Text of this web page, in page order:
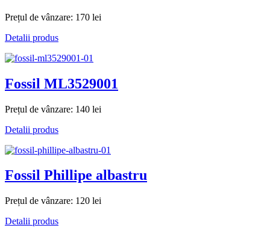
Prețul de vânzare: 170 lei
Detalii produs
Fossil ML3529001
Prețul de vânzare: 140 lei
Detalii produs
Fossil Phillipe albastru
Prețul de vânzare: 120 lei
Detalii produs